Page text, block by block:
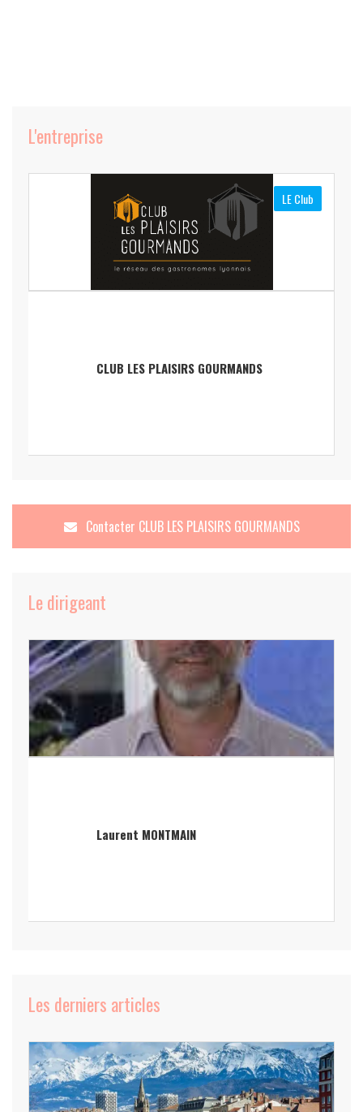
L'entreprise
LE Club
CLUB LES PLAISIRS GOURMANDS
Contacter CLUB LES PLAISIRS GOURMANDS
Le dirigeant
Laurent MONTMAIN
Les derniers articles